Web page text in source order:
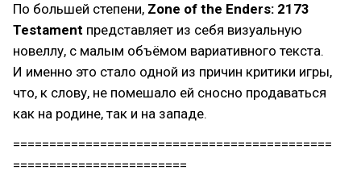
По большей степени, Zone of the Enders: 2173
Testament представляет из себя визуальную
новеллу, с малым объёмом вариативного текста.
И именно это стало одной из причин критики игры,
что, к слову, не помешало ей сносно продаваться
как на родине, так и на западе.
============================================
========================